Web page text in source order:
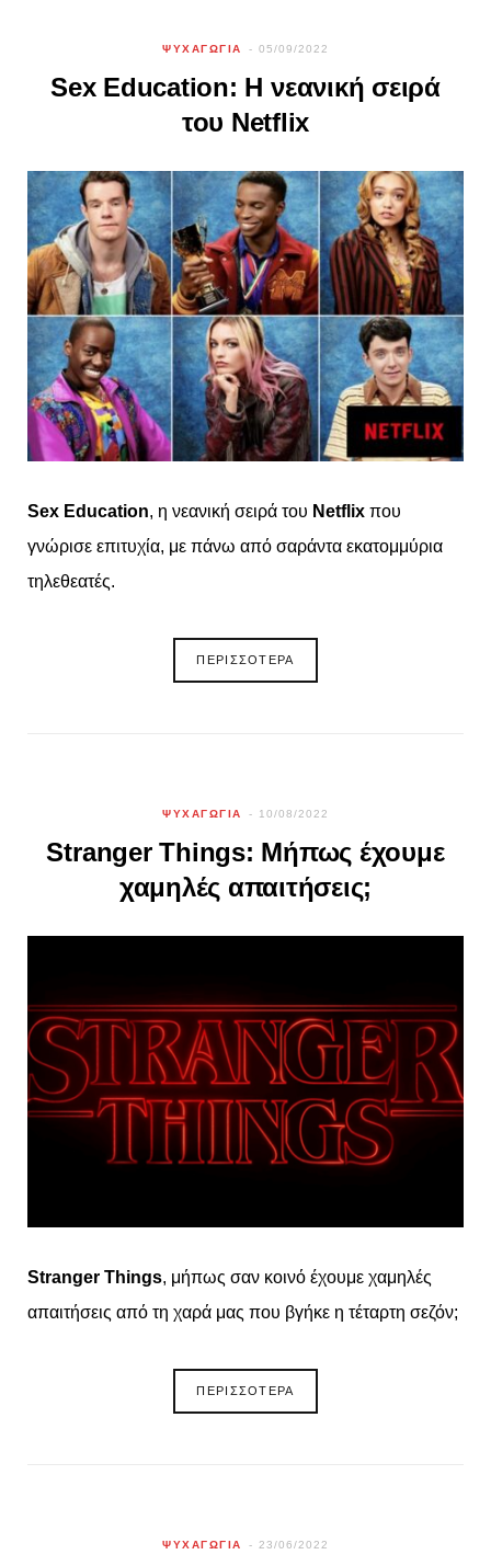
ΨΥΧΑΓΩΓΙΑ 05/09/2022
Sex Education: Η νεανική σειρά
του Netflix
Sex Education, η νεανική σειρά του Netflix που
γνώρισε επιτυχία, με πάνω από σαράντα εκατομμύρια
τηλεθεατές.
ΠΕΡΙΣΣΟΤΕΡΑ
ΨΥΧΑΓΩΓΙΑ 10/08/2022
Stranger Things: Μήπως έχουμε
χαμηλές απαιτήσεις;
Stranger Things, μήπως σαν κοινό έχουμε χαμηλές
απαιτήσεις από τη χαρά μας που βγήκε η τέταρτη σεζόν;
ΠΕΡΙΣΣΟΤΕΡΑ
ΨΥΧΑΓΩΓΙΑ 23/06/2022